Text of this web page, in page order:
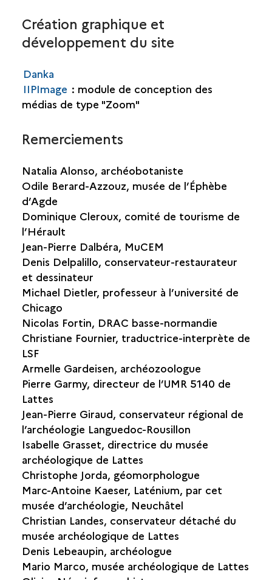
Création graphique et
développement du site
Danka
IIPImage : module de conception des
médias de type "Zoom"
Remerciements
Natalia Alonso, archéobotaniste
Odile Berard-Azzouz, musée de l’Éphèbe
d’Agde
Dominique Cleroux, comité de tourisme de
l’Hérault
Jean-Pierre Dalbéra, MuCEM
Denis Delpalillo, conservateur-restaurateur
et dessinateur
Michael Dietler, professeur à l’université de
Chicago
Nicolas Fortin, DRAC basse-normandie
Christiane Fournier, traductrice-interprète de
LSF
Armelle Gardeisen, archéozoologue
Pierre Garmy, directeur de l’UMR 5140 de
Lattes
Jean-Pierre Giraud, conservateur régional de
l’archéologie Languedoc-Rousillon
Isabelle Grasset, directrice du musée
archéologique de Lattes
Christophe Jorda, géomorphologue
Marc-Antoine Kaeser, Laténium, par cet
musée d’archéologie, Neuchâtel
Christian Landes, conservateur détaché du
musée archéologique de Lattes
Denis Lebeaupin, archéologue
Mario Marco, musée archéologique de Lattes